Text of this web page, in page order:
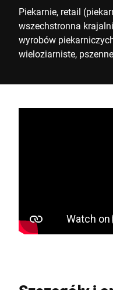
Piekarnie, retail
wszechstronna
wyrobów
wieloziarniste,